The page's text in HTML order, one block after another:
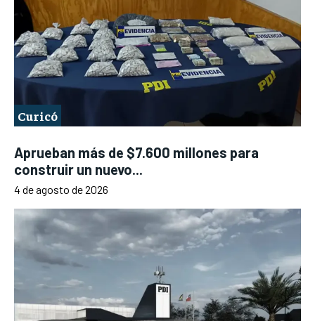
Curicó
Aprueban más de $7.600 millones para
construir un nuevo...
4 de agosto de 2026